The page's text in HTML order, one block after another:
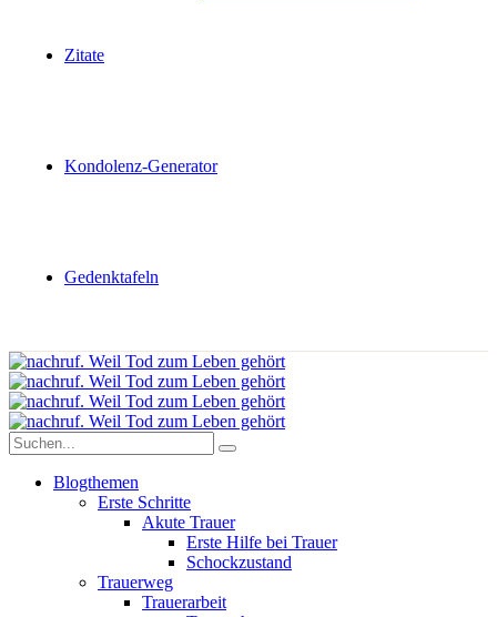
Zitate
Kondolenz-Generator
Gedenktafeln
Blogthemen
Erste Schritte
Akute Trauer
Erste Hilfe bei Trauer
Schockzustand
Trauerweg
Trauerarbeit